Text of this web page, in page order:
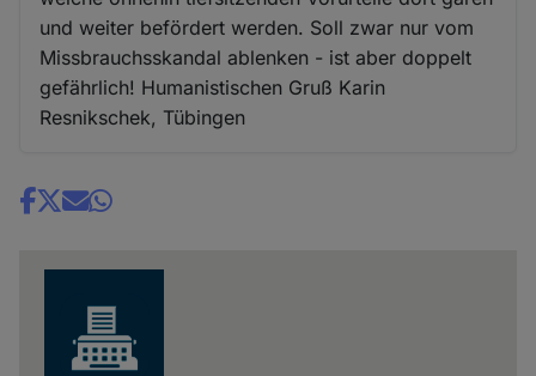
und weiter befördert werden. Soll zwar nur vom
Missbrauchsskandal ablenken - ist aber doppelt
gefährlich! Humanistischen Gruß Karin
Resnikschek, Tübingen
Share